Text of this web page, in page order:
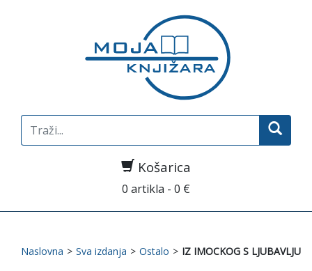
Search
for:
Košarica
0 artikla - 0 €
Naslovna > Sva izdanja > Ostalo > IZ IMOCKOG S LJUBAVLJU